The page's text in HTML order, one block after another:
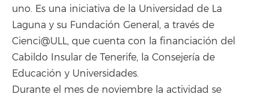
uno. Es una iniciativa de la Universidad de La
Laguna y su Fundación General, a través de
Cienci@ULL, que cuenta con la financiación del
Cabildo Insular de Tenerife, la Consejería de
Educación y Universidades.
Durante el mes de noviembre la actividad se